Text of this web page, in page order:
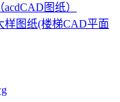
图纸）
样图纸(楼梯CAD平面